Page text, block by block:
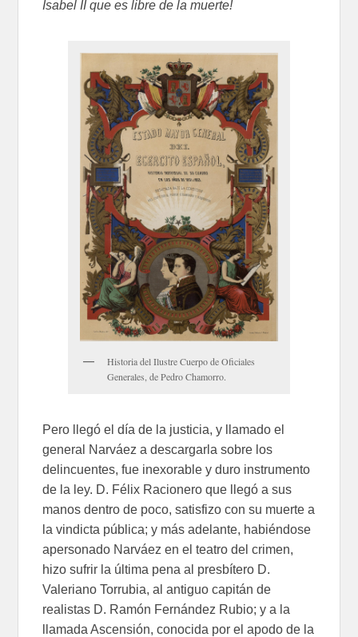
Isabel II que es libre de la muerte!
Historia del Ilustre Cuerpo de Oficiales
Generales, de Pedro Chamorro.
Pero llegó el día de la justicia, y llamado el
general Narváez a descargarla sobre los
delincuentes, fue inexorable y duro instrumento
de la ley. D. Félix Racionero que llegó a sus
manos dentro de poco, satisfizo con su muerte a
la vindicta pública; y más adelante, habiéndose
apersonado Narváez en el teatro del crimen,
hizo sufrir la última pena al presbítero D.
Valeriano Torrubia, al antiguo capitán de
realistas D. Ramón Fernández Rubio; y a la
llamada Ascensión, conocida por el apodo de la